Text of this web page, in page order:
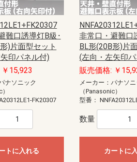
材
LANケーブ
LANチェッ
LAN工具
モジュラー
モジュラー
ション LEDクリス
LEDストリ
LEDテープ
LEDデザイ
LEDルミネ
ーズ）アイ
品）
LEDルミネ
ーズ）クロ
LEDルミネ
ーズ）スト
LEDルミネ
ーズ）共通
LEDルミネ
ズ）LEDジ
品）
LEDルミネ
ズ）LEDス
LEDルミネ
ズ）LEDソ
LEDルミネ
ズ）LEDフ
LEDルミネ
ズ）LEDフ
品）
LEDルミネ
ズ）LEDホ
LEDルミネ
ズ）モチー
LEDルミネ
ズ）共通部
LEDルミネ
ズ）アイス
LEDルミネ
ズ）キャン
品）
LEDルミネ
ズ）クロス
LEDルミネ
ズ）スティ
LEDルミネ
ズ）ストリ
LEDルミネ
ズ）テープ
LEDルミネ
ズ）フォー
LEDルミネ
ズ）プロジ
品）
LEDルミネ
ズ）モチー
LEDルミネ
ズ）共通部
SDXシリー
イルミネー
イルミネー
ライトアッ
ロッド点滅
ロッド点滅
ロッド点滅
連結すずら
ALC用
コンクリー
ワッシャー
中空壁用
六角ナット
多用途
寸切りボル
小ネジ
木工用
石膏ボード
軽天ビス
鋼板用
エアコン洗
ダクト部材
ドレンホー
室外機取付
配管部材
納 ケーブルプ
ケーブルプ
ケーブルマ
床用モール
床用モール
床用モール
段差用バリ
（屋外用）
段差用バリ
用）
FRP竿
その他
カーボン竿
ジョイント
ジョイント
金属竿
CD管リール
ロープリー
検尺器
電線リール
電線リール
ストリッパ
ツールキッ
ドライバー
ナイフ・ノ
ハンマー・
ペンチ・ニ
各種カッタ
圧着工具
電動工具
LEDライト
コンパクト
ハロゲンラ
ヘッドライ
ライトスタ
乾電池式ラ
作業用テー
充電式ライ
直管形スリ
蛍光ライト
コア
コンクリー
ステップド
タップ
チップソー
バンドソー
パンチャー
ホールソー
切削油
木工ドリル
木工ドリル
ト）
火花飛散防
磁器タイル
鉄工ドリル
備品 パーツ＆ツ
車載用収納
レーザー墨
検電器
計測器
保護具・収納具 はしご・脚
ハーネス・
ホルダー
ランヤード
ワークウェ
ワークポジ
収納具
手袋・靴カ
熱中症対策
腰袋
腰道具セッ
エアー通線
ケーブルグ
ロープ
入線潤滑剤
呼線（スチ
地中線工具
管内清掃用
電動入線機
亜鉛塗料ス
発泡ウレタ
絶縁・防触
ランプチェ
高所作業工
ボックス
パーツボッ
ウォシュレ
埋込型
露出型
ー 片面型
両面型
関連商品
ー コンビネー
ワイドホー
セパレート
ストレート
ー 本体
関連商品
ーカー
カーシステム
インスピーカー
テム 一般タイプ
コンパクト
スリムスピ
防球構造型
サウンドア
関連商品
ーシステム ボックスタ
スリムタイ
関連商品
カーシステム
ピーカーシステム
(IVテープ)
スポットラ
ダウンライ
ブラケット
ベースライ
非常灯・誘
耗品
コンセント
難口誘導灯B級･
)片面型セット
印パネル付)
15,923
ナソニック
FK20307
トに入れる
非常口・避難口
BL形(20B形)片
(左向・左矢印
販売価格: ￥
メーカー：パナソニ
（Panasonic）
型番：
数量
カートに